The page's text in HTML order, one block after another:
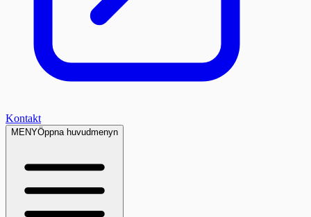
Kontakt
MENYÖppna huvudmenyn